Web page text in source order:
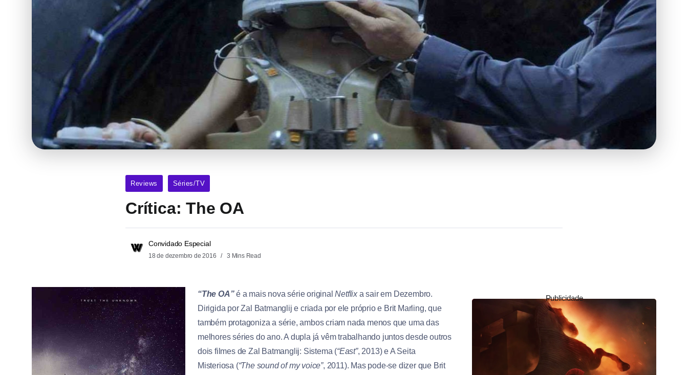
Reviews Séries/TV
Crítica: The OA
Convidado Especial
18 de dezembro de 2016 3 Mins Read
“The OA”é a mais nova série original Netflixa sair em Dezembro.
Dirigida por Zal Batmanglij e criada por ele próprio e Brit Marling, que
também protagoniza a série, ambos criam nada menos que uma das
melhores séries do ano. A dupla já vêm trabalhando juntos desde outros
dois filmes de Zal Batmanglij: Sistema (“East”, 2013) e A Seita
Misteriosa (“The sound of my voice”, 2011). Mas pode-se dizer que Brit
Publicidade